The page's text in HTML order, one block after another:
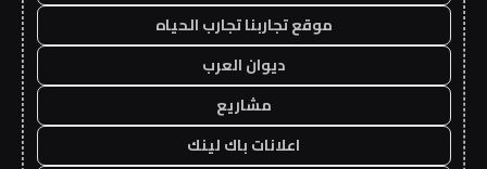
موقع تجاربنا تجارب الحياه
ديوان العرب
مشاريع
اعلانات باك لينك